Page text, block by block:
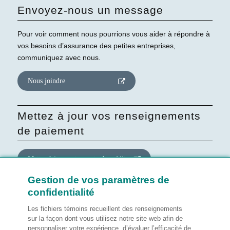
Envoyez-nous un message
Pour voir comment nous pourrions vous aider à répondre à
vos besoins d’assurance des petites entreprises,
communiquez avec nous.
Nous joindre
Mettez à jour vos renseignements
de paiement
Mettre à jour votre carte de crédit
Mettre à jour le consentement
quant au site Web
Gestion de vos paramètres de
confidentialité
Les fichiers témoins recueillent des renseignements
sur la façon dont vous utilisez notre site web afin de
personnaliser votre expérience, d’évaluer l’efficacité de